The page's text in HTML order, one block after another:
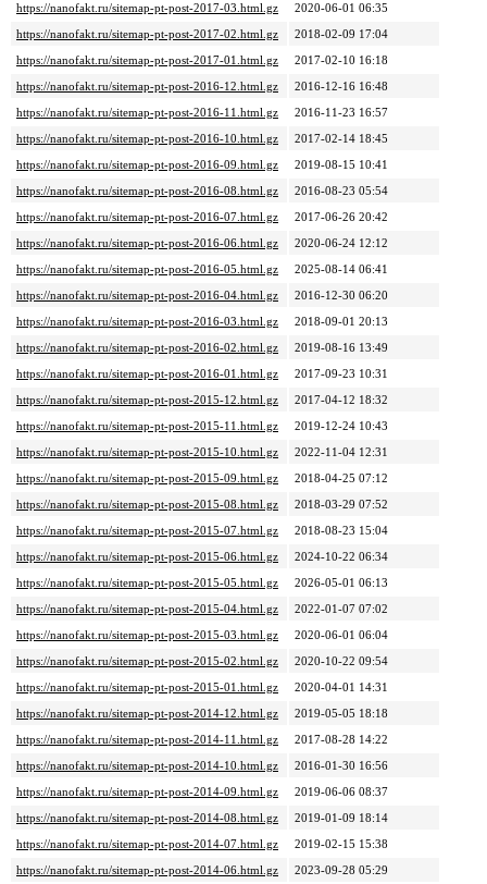
https://nanofakt.ru/sitemap-pt-post-2017-03.html.gz
2020-06-01 06:35
https://nanofakt.ru/sitemap-pt-post-2017-02.html.gz
2018-02-09 17:04
https://nanofakt.ru/sitemap-pt-post-2017-01.html.gz
2017-02-10 16:18
https://nanofakt.ru/sitemap-pt-post-2016-12.html.gz
2016-12-16 16:48
https://nanofakt.ru/sitemap-pt-post-2016-11.html.gz
2016-11-23 16:57
https://nanofakt.ru/sitemap-pt-post-2016-10.html.gz
2017-02-14 18:45
https://nanofakt.ru/sitemap-pt-post-2016-09.html.gz
2019-08-15 10:41
https://nanofakt.ru/sitemap-pt-post-2016-08.html.gz
2016-08-23 05:54
https://nanofakt.ru/sitemap-pt-post-2016-07.html.gz
2017-06-26 20:42
https://nanofakt.ru/sitemap-pt-post-2016-06.html.gz
2020-06-24 12:12
https://nanofakt.ru/sitemap-pt-post-2016-05.html.gz
2025-08-14 06:41
https://nanofakt.ru/sitemap-pt-post-2016-04.html.gz
2016-12-30 06:20
https://nanofakt.ru/sitemap-pt-post-2016-03.html.gz
2018-09-01 20:13
https://nanofakt.ru/sitemap-pt-post-2016-02.html.gz
2019-08-16 13:49
https://nanofakt.ru/sitemap-pt-post-2016-01.html.gz
2017-09-23 10:31
https://nanofakt.ru/sitemap-pt-post-2015-12.html.gz
2017-04-12 18:32
https://nanofakt.ru/sitemap-pt-post-2015-11.html.gz
2019-12-24 10:43
https://nanofakt.ru/sitemap-pt-post-2015-10.html.gz
2022-11-04 12:31
https://nanofakt.ru/sitemap-pt-post-2015-09.html.gz
2018-04-25 07:12
https://nanofakt.ru/sitemap-pt-post-2015-08.html.gz
2018-03-29 07:52
https://nanofakt.ru/sitemap-pt-post-2015-07.html.gz
2018-08-23 15:04
https://nanofakt.ru/sitemap-pt-post-2015-06.html.gz
2024-10-22 06:34
https://nanofakt.ru/sitemap-pt-post-2015-05.html.gz
2026-05-01 06:13
https://nanofakt.ru/sitemap-pt-post-2015-04.html.gz
2022-01-07 07:02
https://nanofakt.ru/sitemap-pt-post-2015-03.html.gz
2020-06-01 06:04
https://nanofakt.ru/sitemap-pt-post-2015-02.html.gz
2020-10-22 09:54
https://nanofakt.ru/sitemap-pt-post-2015-01.html.gz
2020-04-01 14:31
https://nanofakt.ru/sitemap-pt-post-2014-12.html.gz
2019-05-05 18:18
https://nanofakt.ru/sitemap-pt-post-2014-11.html.gz
2017-08-28 14:22
https://nanofakt.ru/sitemap-pt-post-2014-10.html.gz
2016-01-30 16:56
https://nanofakt.ru/sitemap-pt-post-2014-09.html.gz
2019-06-06 08:37
https://nanofakt.ru/sitemap-pt-post-2014-08.html.gz
2019-01-09 18:14
https://nanofakt.ru/sitemap-pt-post-2014-07.html.gz
2019-02-15 15:38
https://nanofakt.ru/sitemap-pt-post-2014-06.html.gz
2023-09-28 05:29